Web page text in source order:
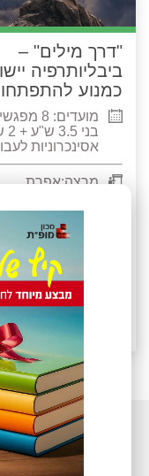
"דרך מילים" –
ביבליותרפיה
כמנוע
וצמיחה – ינואר
2027
מועדים:
8
אסינכרוניות
עצמית במהלך
סה"כ: 30 ש"ע ימי
מרצה:אפרת
שעות
אקדמיות
מועדים